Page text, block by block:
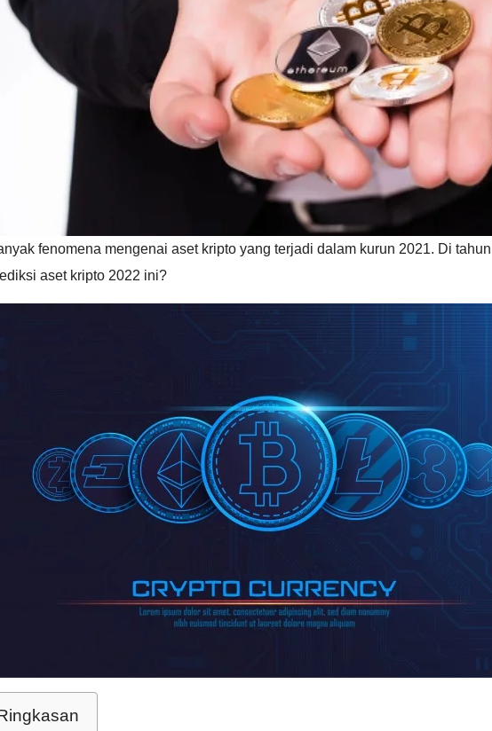
fenomena mengenai aset kripto yang terjadi dalam kurun 2021. Di
aset kripto 2022 ini?